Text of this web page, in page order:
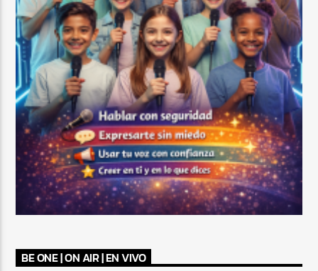
BE ONE | ON AIR | EN VIVO